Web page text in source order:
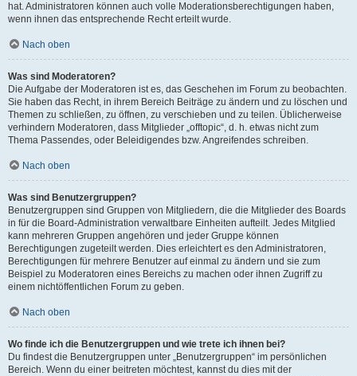
hat. Administratoren können auch volle Moderationsberechtigungen haben,
wenn ihnen das entsprechende Recht erteilt wurde.
Nach oben
Was sind Moderatoren?
Die Aufgabe der Moderatoren ist es, das Geschehen im Forum zu beobachten.
Sie haben das Recht, in ihrem Bereich Beiträge zu ändern und zu löschen und
Themen zu schließen, zu öffnen, zu verschieben und zu teilen. Üblicherweise
verhindern Moderatoren, dass Mitglieder „offtopic“, d. h. etwas nicht zum
Thema Passendes, oder Beleidigendes bzw. Angreifendes schreiben.
Nach oben
Was sind Benutzergruppen?
Benutzergruppen sind Gruppen von Mitgliedern, die die Mitglieder des Boards
in für die Board-Administration verwaltbare Einheiten aufteilt. Jedes Mitglied
kann mehreren Gruppen angehören und jeder Gruppe können
Berechtigungen zugeteilt werden. Dies erleichtert es den Administratoren,
Berechtigungen für mehrere Benutzer auf einmal zu ändern und sie zum
Beispiel zu Moderatoren eines Bereichs zu machen oder ihnen Zugriff zu
einem nichtöffentlichen Forum zu geben.
Nach oben
Wo finde ich die Benutzergruppen und wie trete ich ihnen bei?
Du findest die Benutzergruppen unter „Benutzergruppen“ im persönlichen
Bereich. Wenn du einer beitreten möchtest, kannst du dies mit der